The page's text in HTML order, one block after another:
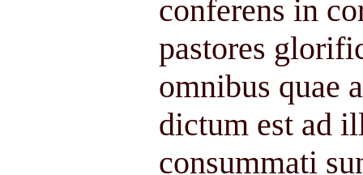
conferens in
pastores
omnibus quae
dictum est ad
consummati